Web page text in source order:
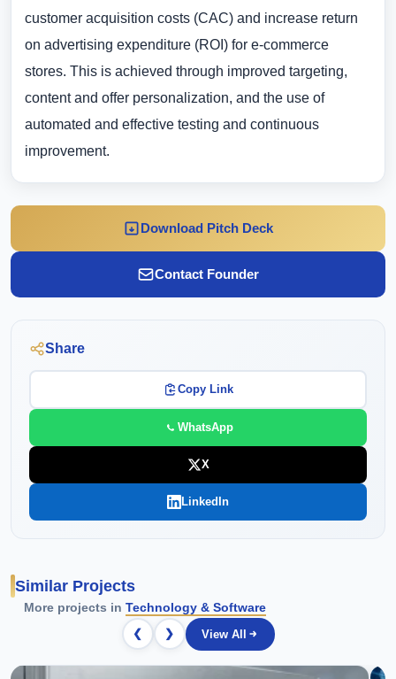
customer acquisition costs (CAC) and increase return
on advertising expenditure (ROI) for e-commerce
stores. This is achieved through improved targeting,
content and offer personalization, and the use of
automated and effective testing and continuous
improvement.
Download Pitch Deck
Contact Founder
Share
Copy Link
WhatsApp
X
LinkedIn
Similar Projects
More projects in Technology & Software
❮
❯ View All